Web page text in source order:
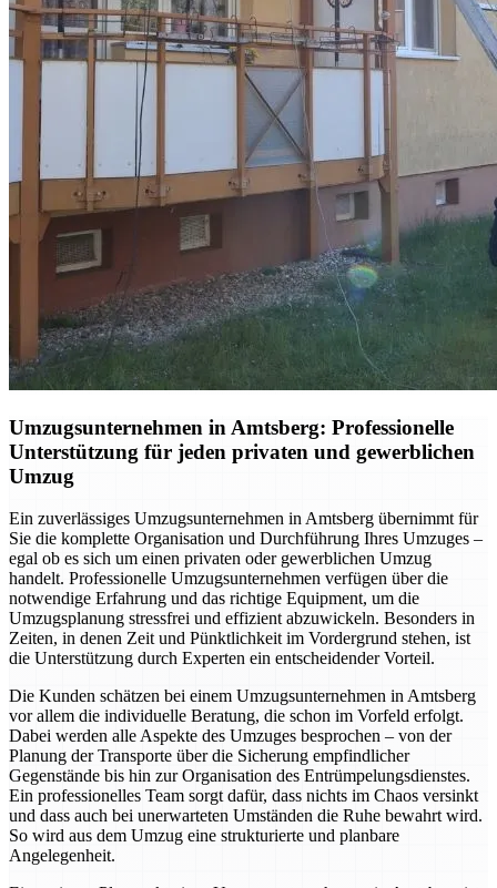
Umzugsunternehmen in Amtsberg: Professionelle
Unterstützung für jeden privaten und gewerblichen
Umzug
Ein zuverlässiges Umzugsunternehmen in Amtsberg übernimmt für
Sie die komplette Organisation und Durchführung Ihres Umzuges –
egal ob es sich um einen privaten oder gewerblichen Umzug
handelt. Professionelle Umzugsunternehmen verfügen über die
notwendige Erfahrung und das richtige Equipment, um die
Umzugsplanung stressfrei und effizient abzuwickeln. Besonders in
Zeiten, in denen Zeit und Pünktlichkeit im Vordergrund stehen, ist
die Unterstützung durch Experten ein entscheidender Vorteil.
Die Kunden schätzen bei einem Umzugsunternehmen in Amtsberg
vor allem die individuelle Beratung, die schon im Vorfeld erfolgt.
Dabei werden alle Aspekte des Umzuges besprochen – von der
Planung der Transporte über die Sicherung empfindlicher
Gegenstände bis hin zur Organisation des Entrümpelungsdienstes.
Ein professionelles Team sorgt dafür, dass nichts im Chaos versinkt
und dass auch bei unerwarteten Umständen die Ruhe bewahrt wird.
So wird aus dem Umzug eine strukturierte und planbare
Angelegenheit.